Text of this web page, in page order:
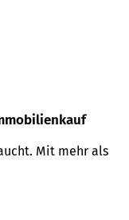
Mit mehr als